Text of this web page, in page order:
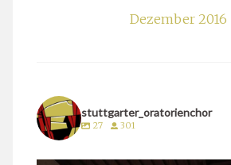
Dezember 2016
stuttgarter_oratorienchor
27 301